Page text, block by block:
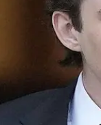
E-Mail (wird